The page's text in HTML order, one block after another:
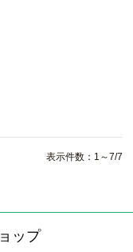
表示件数：1～7/7
ップ